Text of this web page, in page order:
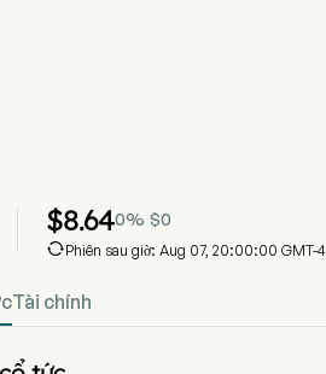
$8.640% $0
Phiên sau giờ: Aug 07, 20:00:00 GMT-4
Tài chính